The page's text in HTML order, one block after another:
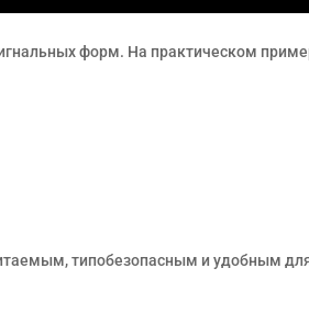
форм. На практическом
типобезопасным и удобным